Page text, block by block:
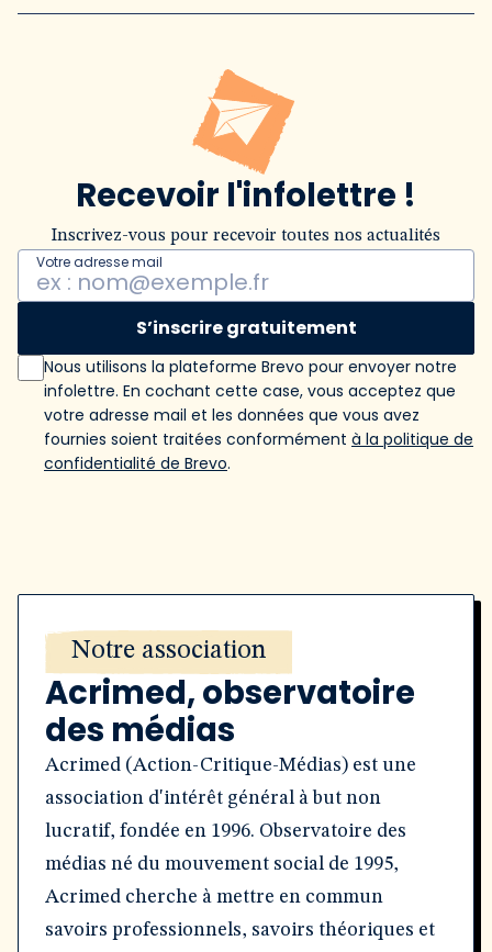
Recevoir l'infolettre !
Inscrivez-vous pour recevoir toutes nos actualités
Votre adresse mail
S’inscrire gratuitement
Nous utilisons la plateforme Brevo pour envoyer notre
infolettre. En cochant cette case, vous acceptez que
votre adresse mail et les données que vous avez
fournies soient traitées conformément à la politique de
confidentialité de Brevo.
Notre association
Acrimed, observatoire
des médias
Acrimed (Action-Critique-Médias) est une
association d'intérêt général à but non
lucratif, fondée en 1996. Observatoire des
médias né du mouvement social de 1995,
Acrimed cherche à mettre en commun
savoirs professionnels, savoirs théoriques et